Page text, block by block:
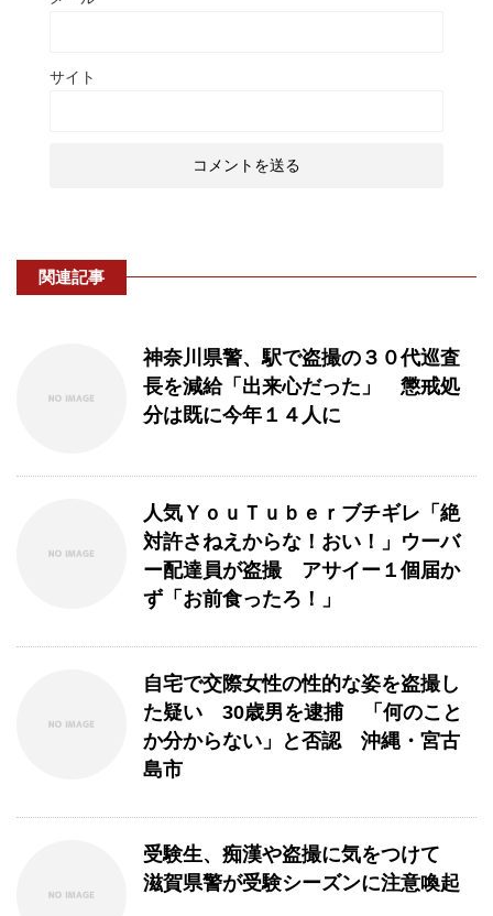
サイト
関連記事
神奈川県警、駅で盗撮の３０代巡査
長を減給「出来心だった」 懲戒処
分は既に今年１４人に
人気ＹｏｕＴｕｂｅｒブチギレ「絶
対許さねえからな！おい！」ウーバ
ー配達員が盗撮 アサイー１個届か
ず「お前食ったろ！」
自宅で交際女性の性的な姿を盗撮し
た疑い 30歳男を逮捕 「何のこと
か分からない」と否認 沖縄・宮古
島市
受験生、痴漢や盗撮に気をつけて
滋賀県警が受験シーズンに注意喚起